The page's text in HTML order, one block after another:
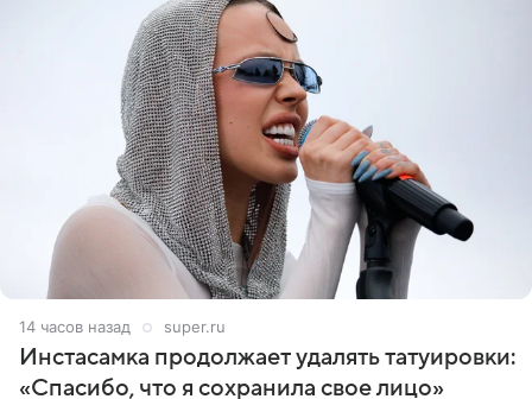
14 часов назад super.ru
Инстасамка продолжает удалять татуировки:
«Спасибо, что я сохранила свое лицо»